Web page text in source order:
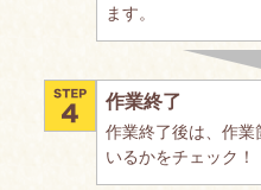
ます。
作業終了
作業終了後は、作業
いるかをチェック！